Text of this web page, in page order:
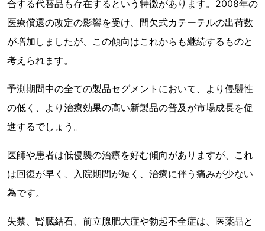
合する代替品も存在するという特徴があります。2008年の
医療償還の改定の影響を受け、間欠式カテーテルの出荷数
が増加しましたが、この傾向はこれからも継続するものと
考えられます。
予測期間中の全ての製品セグメントにおいて、より侵襲性
の低く、より治療効果の高い新製品の普及が市場成長を促
進するでしょう。
医師や患者は低侵襲の治療を好む傾向がありますが、これ
は回復が早く、入院期間が短く、治療に伴う痛みが少ない
為です。
失禁、腎臓結石、前立腺肥大症や勃起不全症は、医薬品と